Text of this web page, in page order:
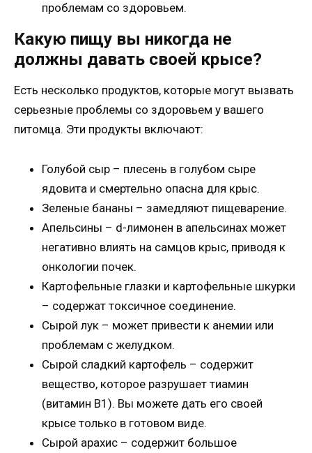
проблемам со здоровьем.
Какую пищу вы никогда не
должны давать своей крысе?
Есть несколько продуктов, которые могут вызвать
серьезные проблемы со здоровьем у вашего
питомца. Эти продукты включают:
Голубой сыр – плесень в голубом сыре
ядовита и смертельно опасна для крыс.
Зеленые бананы – замедляют пищеварение.
Апельсины – d-лимонен в апельсинах может
негативно влиять на самцов крыс, приводя к
онкологии почек.
Картофельные глазки и картофельные шкурки
– содержат токсичное соединение.
Сырой лук – может привести к анемии или
проблемам с желудком.
Сырой сладкий картофель – содержит
вещество, которое разрушает тиамин
(витамин B1). Вы можете дать его своей
крысе только в готовом виде.
Сырой арахис – содержит большое